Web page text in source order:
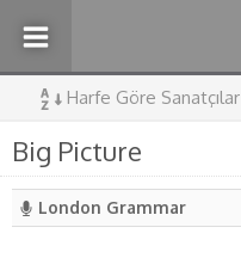
Harfe Göre Sanatçılar
Big Picture
London Grammar